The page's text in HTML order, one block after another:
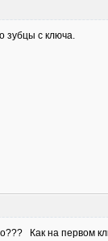
зубцы с ключа.
Как на первом